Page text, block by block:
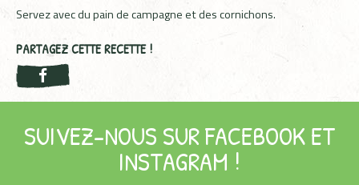
Servez avec du pain de campagne et des cornichons.
PARTAGEZ CETTE RECETTE !
SUIVEZ-NOUS SUR FACEBOOK ET
INSTAGRAM !